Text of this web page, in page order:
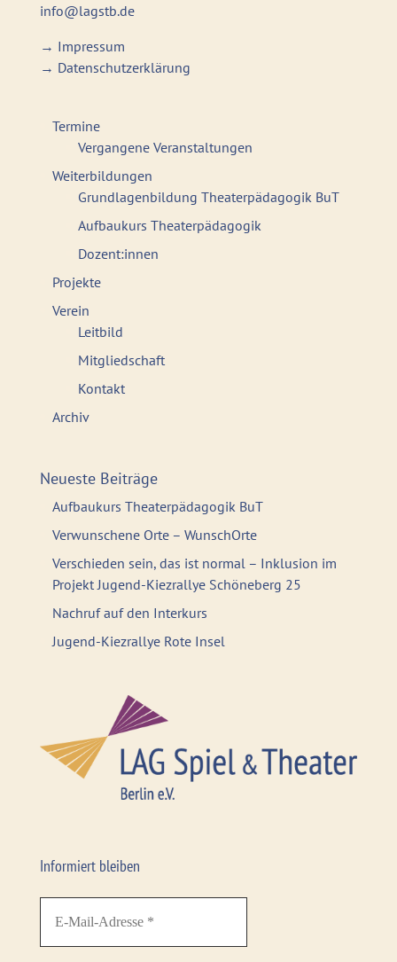
info@lagstb.de
→ Impressum
→ Datenschutzerklärung
Termine
Vergangene Veranstaltungen
Weiterbildungen
Grundlagenbildung Theaterpädagogik BuT
Aufbaukurs Theaterpädagogik
Dozent:innen
Projekte
Verein
Leitbild
Mitgliedschaft
Kontakt
Archiv
Neueste Beiträge
Aufbaukurs Theaterpädagogik BuT
Verwunschene Orte – WunschOrte
Verschieden sein, das ist normal – Inklusion im
Projekt Jugend-Kiezrallye Schöneberg 25
Nachruf auf den Interkurs
Jugend-Kiezrallye Rote Insel
Informiert bleiben